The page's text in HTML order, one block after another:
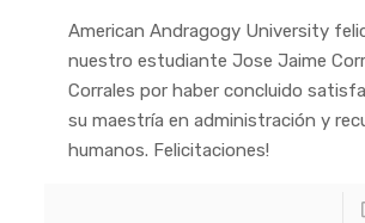
American Andragogy University
nuestro estudiante Jose Jaime
Corrales por haber concluido
su maestría en administración y
humanos. Felicitaciones!